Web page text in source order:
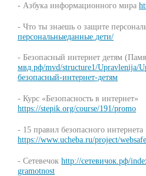
- Азбука информационного мира
- Что ты знаешь о защите
персональныеданные.дети/
- Безопасный интернет детям
мвд.рф/mvd/structure1/Upravlenija/
безопасный-интернет-детям
- Курс «Безопасность в интернет»
https://stepik.org/course/191/promo
- 15 правил безопасного интернета
https://www.ucheba.ru/project/
- Сетевечок http://сетевичок.рф/
gramotnost